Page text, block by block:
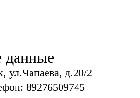
данные
ул.Чапаева, д.20/2
89276509745